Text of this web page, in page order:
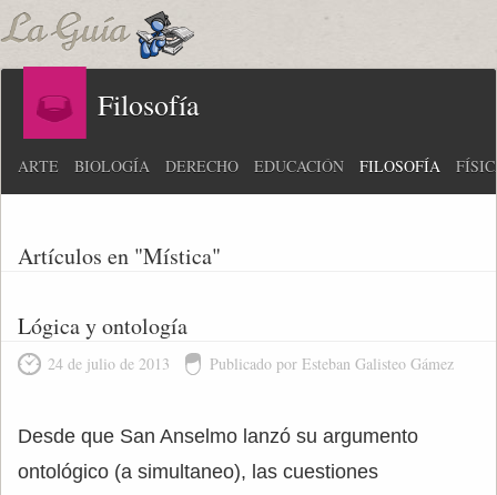
Filosofía
ARTE BIOLOGÍA DERECHO EDUCACIÓN FILOSOFÍA
Artículos en "Mística"
Lógica y ontología
24 de julio de 2013 Publicado por Esteban Galisteo Gámez
Desde que San Anselmo lanzó su argumento
ontológico (a simultaneo), las cuestiones